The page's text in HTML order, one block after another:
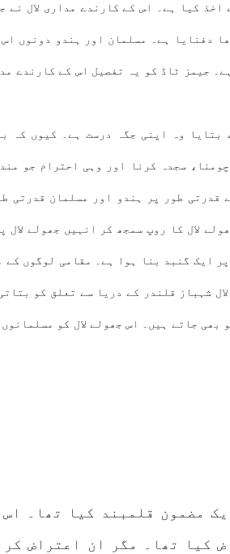
کیا ہے۔ اس کے کارندے مداری لال
دفنایا ہے۔ مسلمان اور ہندو دونوں
جیمز ٹاڈ کو یہ تفصیل اس کے کارندے
بتایا وہ اپنی جگہ درست ہے۔ کیوں کہ
سجدہ کرنا اور وہی احترام جو
قدرتی طور پر ہندو اور مسلمان قدرتی
لال کا روپ سمجھ کر انہیں جھولے
ایک گنبد بنا ہوا ہے۔ مقامی لوگوں کے
شہباز قلندر کے دریا سے تعلق کو
جاتے ہیں۔ اس جھولے لال کو
مضمون قلمبند کیا تھا۔
کیا تھا۔ مگر ان اعتراض